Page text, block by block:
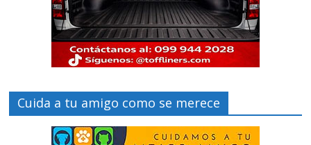
Cuida a tu amigo como se merece